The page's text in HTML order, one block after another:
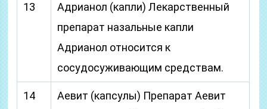
13
Адрианол (капли) Лекарственный
препарат назальные капли
Адрианол относится к
сосудосуживающим средствам.
14
Аевит (капсулы) Препарат Аевит